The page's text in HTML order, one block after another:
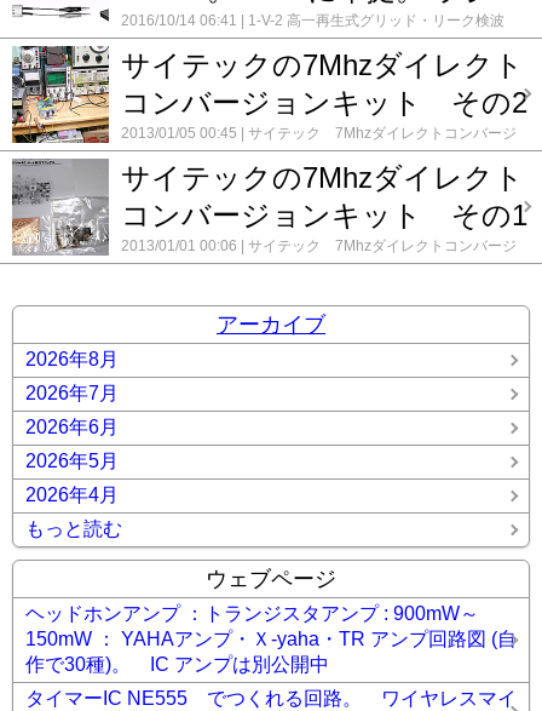
ック MRX-7D-FK 7MHzレシーバキット
メンテナンス S-
録録 ★ コメント(0)
2016/10/14 06:41
1-V-2 高一再生式グリッド・リーク検波
ST管3球ラジオ
1R-STD 単球 再生式ラジオキット
1RW-
DX 単球 再生式ラジオキット (6EH8)
3DC-STD 真空
管 高1ゲルマ検波ラジオキット
3S-STD 真空管 3球ス
ーパーラジオキット 5球スーパー のメンテナンス
5球スー
パー 改造修理
5球スーパーのメンテナンス 2号機
5球ス
ーパーのメンテナンス 3号機
6TR-STD 6石 トランジスタ
ラジオキット
6石スーパーラジオ キット： チェリー
CK-606
AMラジオキット TECSUN社製 2P3
Felip 5球
ST管 スーパー改造製作
Genny unit 01 (再生式ラジオ)
KIT-006D FM/MW/SW1/SW2 4バンドラジオキット
KIT-10
中波ラジオ 1IC+2TR
KIT-210 AM/FM ラジオ
KIT-619 6
石 AMトランジスタラジオキット
KIT-9 6石 AMトランジ
PJ-80 ARDF 3.5Mhz レシーバーキット
アイテック電子研究
所 新SR-7 7Mhz レシーバーキット
クライスラーのキ
サイテック 7Mhz ダイレクトコンバー
ジョン Comet40
サイテック 7Mhzダイレクトコンバージ
チェリー CK-411 4石 AMトランジス
ハ
ムズオフィス HK-8 中･短波受信機キット 0-V-1
フォアー
アーランド FR-7100 FM/AM ラジオキット
フォアーラン
ド FR-7300 FM/AM ラジオ キット
波帯ＡＭストレートラジオ
メンテナンス TRIO AF-10
メ
ンテナンス TRIO AF-20
メンテナンス TRIO AF-20 2号機
メンテナンス TRIO AF-20 3号機
メンテナンス 八欧電
機 Lー65 AM/SW/FM
メンテナンス 春日無線 3バンド
ラジオ AF-252
メンテナンス 真空管ラジオ UA-625
メン
テナンス 真空管ラジオ FM-11
メンテナンス 真空管ラジ
サイテックの7Mhzダイレクト
コンバージョンキット その2
2013/01/05 00:45
サイテック 7Mhzダイレクトコンバージ
ョン SPARROW40-E
コメント(0)
サイテックの7Mhzダイレクト
コンバージョンキット その1
2013/01/01 00:06
サイテック 7Mhzダイレクトコンバージ
ョン SPARROW40-E
コメント(0)
アーカイブ
2026年8月
2026年7月
2026年6月
2026年5月
2026年4月
もっと読む
ウェブページ
ヘッドホンアンプ ：トランジスタアンプ : 900mW～
150mW ： YAHAアンプ・Ｘ-yaha・TR アンプ回路図 (自
作で30種)。 IC アンプは別公開中
タイマーIC NE555 でつくれる回路。 ワイヤレスマイ